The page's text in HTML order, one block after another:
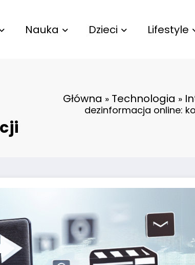
Nauka Dzieci Lifestyle
Główna » Technologia »
dezinformacja online: